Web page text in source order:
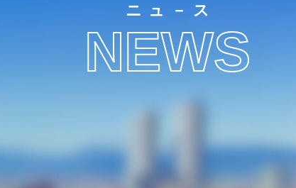
ニュ－ス
NEWS